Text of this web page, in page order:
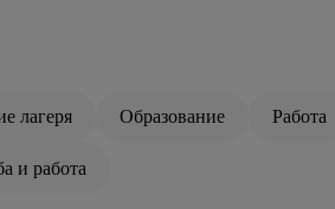
лагеря Образование Работа
и работа